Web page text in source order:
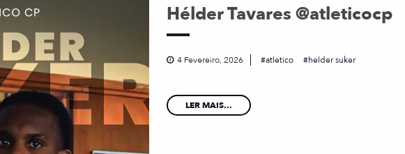
Hélder Tavares @atleticocp
4 Fevereiro, 2026 atletico helder suker
LER MAIS...